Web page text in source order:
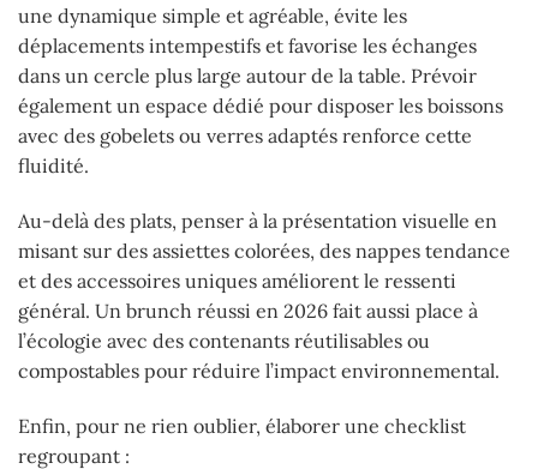
une dynamique simple et agréable, évite les
déplacements intempestifs et favorise les échanges
dans un cercle plus large autour de la table. Prévoir
également un espace dédié pour disposer les boissons
avec des gobelets ou verres adaptés renforce cette
fluidité.
Au-delà des plats, penser à la présentation visuelle en
misant sur des assiettes colorées, des nappes tendance
et des accessoires uniques améliorent le ressenti
général. Un brunch réussi en 2026 fait aussi place à
l’écologie avec des contenants réutilisables ou
compostables pour réduire l’impact environnemental.
Enfin, pour ne rien oublier, élaborer une checklist
regroupant :